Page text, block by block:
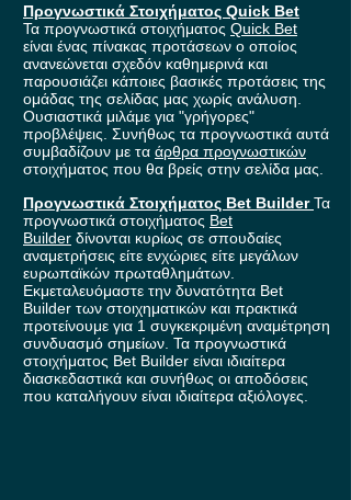
Προγνωστικά Στοιχήματος Quick Bet
Τα προγνωστικά στοιχήματος Quick Bet
είναι ένας πίνακας προτάσεων ο οποίος
ανανεώνεται σχεδόν καθημερινά και
παρουσιάζει κάποιες βασικές προτάσεις της
ομάδας της σελίδας μας χωρίς ανάλυση.
Ουσιαστικά μιλάμε για "γρήγορες"
προβλέψεις. Συνήθως τα προγνωστικά αυτά
συμβαδίζουν με τα άρθρα προγνωστικών
στοιχήματος που θα βρείς στην σελίδα μας.
Προγνωστικά Στοιχήματος Bet BuilderΤα
προγνωστικά στοιχήματος Bet
Builder δίνονται κυρίως σε σπουδαίες
αναμετρήσεις είτε ενχώριες είτε μεγάλων
ευρωπαϊκών πρωταθλημάτων.
Εκμεταλευόμαστε την δυνατότητα Bet
Builder των στοιχηματικών και πρακτικά
προτείνουμε για 1 συγκεκριμένη αναμέτρηση
συνδυασμό σημείων. Τα προγνωστικά
στοιχήματος Bet Builder είναι ιδιαίτερα
διασκεδαστικά και συνήθως οι αποδόσεις
που καταλήγουν είναι ιδιαίτερα αξιόλογες.